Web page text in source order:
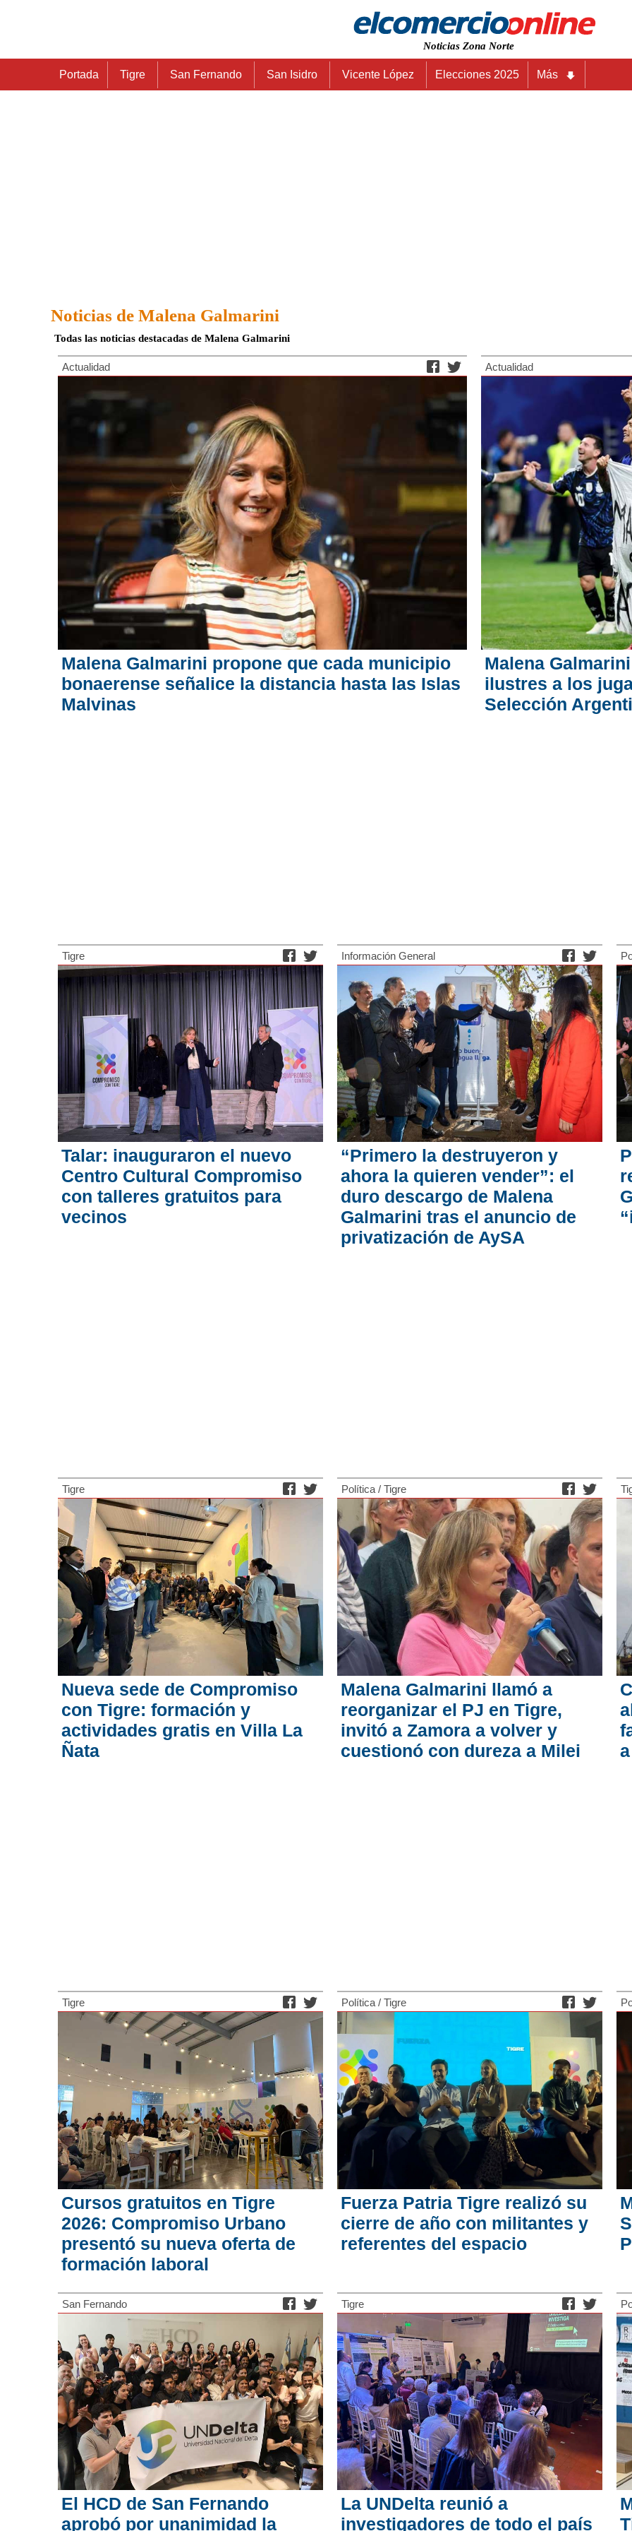
Noticias Zona Norte
Portada Tigre San Fernando San Isidro Vicente López Elecciones 2025 Más
Noticias de Malena Galmarini
Todas las noticias destacadas de Malena Galmarini
Actualidad
Malena Galmarini propone que cada municipio
bonaerense señalice la distancia hasta las Islas
Malvinas
Actualidad
Malena
ilustres a los
Selección
Tigre
Talar: inauguraron el nuevo
Centro Cultural Compromiso
con talleres gratuitos para
vecinos
Información General
“Primero la destruyeron y
ahora la quieren vender”: el
duro descargo de Malena
Galmarini tras el anuncio de
privatización de AySA
Tigre
Nueva sede de Compromiso
con Tigre: formación y
actividades gratis en Villa La
Ñata
Política / Tigre
Malena Galmarini llamó a
reorganizar el PJ en Tigre,
invitó a Zamora a volver y
cuestionó con dureza a Milei
Tigre
Cursos gratuitos en Tigre
2026: Compromiso Urbano
presentó su nueva oferta de
formación laboral
Política / Tigre
Fuerza Patria Tigre realizó su
cierre de año con militantes y
referentes del espacio
San Fernando
El HCD de San Fernando
aprobó por unanimidad la
Tigre
La UNDelta reunió a
investigadores de todo el país